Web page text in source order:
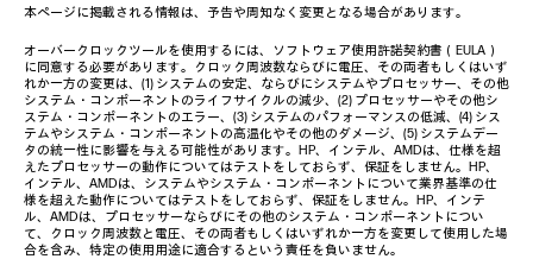
本ページに掲載される情報は、予告や周知なく変更となる場合があります。
オーバークロックツールを使用するには、ソフトウェア使用許諾契約書（EULA）
に同意する必要があります。クロック周波数ならびに電圧、その両者もしくはいず
れか一方の変更は、(1) システムの安定、ならびにシステムやプロセッサー、その他
システム・コンポーネントのライフサイクルの減少、(2) プロセッサーやその他シ
ステム・コンポーネントのエラー、(3) システムのパフォーマンスの低減、(4) シス
テムやシステム・コンポーネントの高温化やその他のダメージ、(5) システムデー
タの統一性に影響を与える可能性があります。HP、インテル、AMDは、仕様を超
えたプロセッサーの動作についてはテストをしておらず、保証をしません。HP、
インテル、AMDは、システムやシステム・コンポーネントについて業界基準の仕
様を超えた動作についてはテストをしておらず、保証をしません。HP、インテ
ル、AMDは、プロセッサーならびにその他のシステム・コンポーネントについ
て、クロック周波数と電圧、その両者もしくはいずれか一方を変更して使用した場
合を含み、特定の使用用途に適合するという責任を負いません。